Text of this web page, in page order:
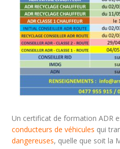
Un certificat de formation ADR
conducteurs de véhicules qui
dangereuses, quelle que soit la